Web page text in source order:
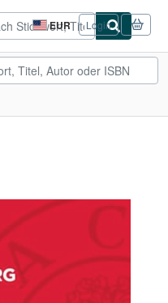
EUR
Seite
der
Einkaufseinstellungen.
Login